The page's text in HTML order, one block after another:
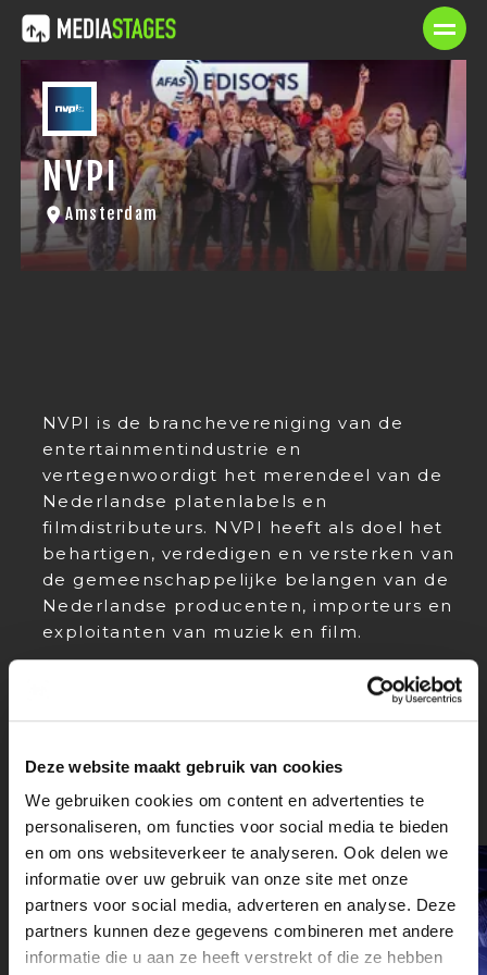
Deze website maakt gebruik van cookies
We gebruiken cookies om content en advertenties te
personaliseren, om functies voor social media te bieden
en om ons websiteverkeer te analyseren. Ook delen we
informatie over uw gebruik van onze site met onze
partners voor social media, adverteren en analyse. Deze
partners kunnen deze gegevens combineren met andere
informatie die u aan ze heeft verstrekt of die ze hebben
NVPI
Amsterdam
NVPI is de branchevereniging van de
entertainmentindustrie en
vertegenwoordigt het merendeel van de
Nederlandse platenlabels en
filmdistributeurs. NVPI heeft als doel het
behartigen, verdedigen en versterken van
de gemeenschappelijke belangen van de
Nederlandse producenten, importeurs en
exploitanten van muziek en film.
Film.nl en aanvragen voor goud en platina